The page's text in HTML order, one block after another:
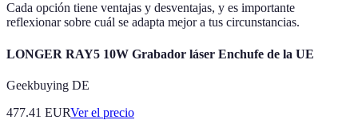
Cada opción tiene ventajas y desventajas, y es importante
reflexionar sobre cuál se adapta mejor a tus circunstancias.
LONGER RAY5 10W Grabador láser Enchufe de la UE
Geekbuying DE
477.41 EURVer el precio